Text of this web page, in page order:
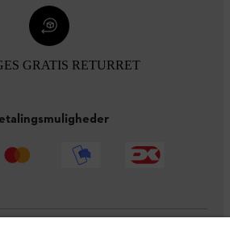
GRATIS RETURRET